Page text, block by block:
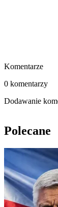
Komentarze
0 komentarzy
Dodawanie
Polecane